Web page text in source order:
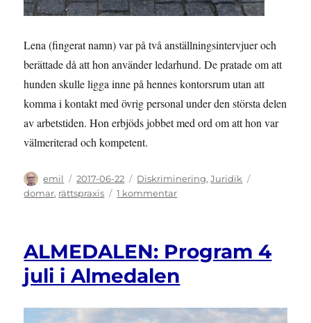
Lena (fingerat namn) var på två anställningsintervjuer och
berättade då att hon använder ledarhund. De pratade om att
hunden skulle ligga inne på hennes kontorsrum utan att
komma i kontakt med övrig personal under den största delen
av arbetstiden. Hon erbjöds jobbet med ord om att hon var
välmeriterad och kompetent.
Författare
emil
Publicerat
den
2017-06-22 Kategorier
Diskriminering,Juridik
domar, rättspraxis 1 kommentartill
diskriminering
funktionsnedsättning
ALMEDALEN: Program 4
juli i Almedalen